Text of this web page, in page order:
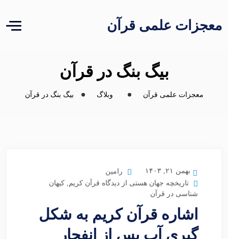
معجزات علمی قرآن
بیگ بنگ در قرآن
معجزات علمی قرآن وبلاگ بیگ بنگ در قرآن
بهمن ۲۱, ۱۴۰۳
رامین
تاریخچه جهان هستی از دیدگاه قرآن کریم, کیهان
شناسی در قرآن
اشاره قرآن کریم به شکل
گیری آب پس از انفجار